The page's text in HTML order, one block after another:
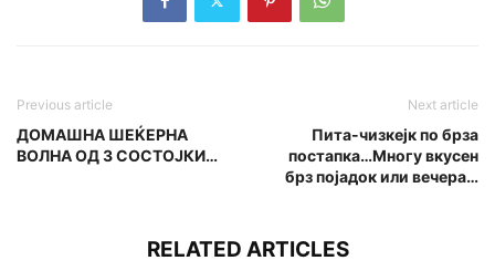
Previous article
ДОМАШНА ШЕЌЕРНА
ВОЛНА ОД 3 СОСТОЈКИ…
Next article
Пита-чизкејк по брза
постапка…Многу вкусен
брз појадок или вечера…
RELATED ARTICLES